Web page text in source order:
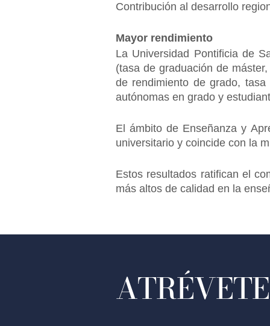
Contribución al desarrollo
Mayor rendimiento
La Universidad Pontificia de
(tasa de graduación de
de rendimiento de grado,
autónomas en grado y
El ámbito de Enseñanza y
universitario y coincide con la
Estos resultados ratifican el
más altos de calidad en la